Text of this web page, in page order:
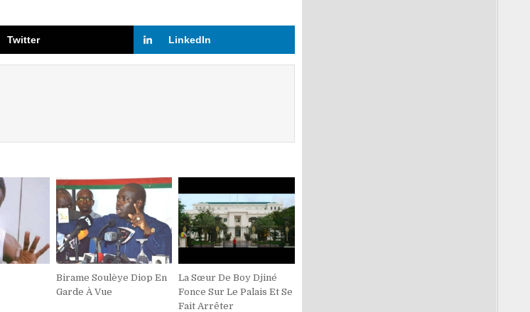
Twitter LinkedIn
Birame Soulèye Diop En
Garde À Vue
La Sœur De Boy Djiné
Fonce Sur Le Palais Et Se
Fait Arrêter